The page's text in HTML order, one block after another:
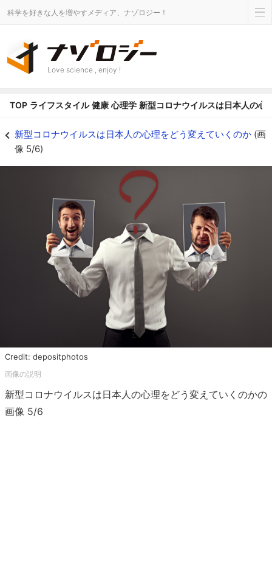
科学を好きな人を増やすメディア、ナゾロジー！
Love science , enjoy !
TOP ライフスタイル 健康 心理学 新型コロナウイルスは日本人の心
新型コロナウイルスは日本人の心理をどう変えていくのか (画
像 5/6)
Credit: depositphotos
新型コロナウイルスは日本人の心理をどう変えていくのかの
画像 5/6